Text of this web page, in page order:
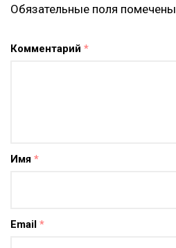
Обязательные поля помечены
Комментарий *
Имя *
Email *